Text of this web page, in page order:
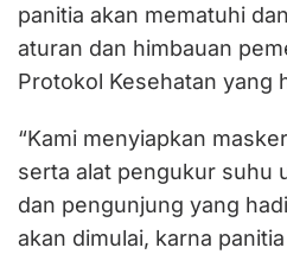
panitia akan mematuhi
aturan dan himbauan
Protokol Kesehatan yang
“Kami menyiapkan
serta alat pengukur suhu
dan pengunjung yang
akan dimulai, karna